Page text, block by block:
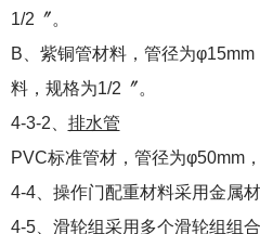
1/2〞。
B、紫铜管材料，管径为
料，规格为1/2〞。
4-3-2、 排水管
PVC标准管材，管径为φ50mm
4-4、操作门配重材料采用金属材
4-5、滑轮组采用多个滑轮组组